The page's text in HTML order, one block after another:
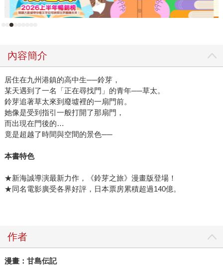
內容簡介
居住在九州港鎮的高中生──鈴芽，
某天遇到了一名「正在尋找門」的青年──草太。
鈴芽追著草太來到廢墟裡的一扇門前。
她像是受到指引一般打開了那扇門，
而出現在門後的…
竟是超越了時間與空間的景色──
本書特色
★新海誠導演最新力作，《鈴芽之旅》漫畫版登場！
★同名電影廣受各界好評，日本票房累積超過140億。
作者
漫畫：甘島伝記